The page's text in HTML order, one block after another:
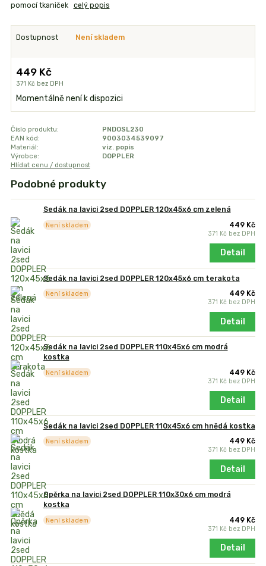
pomocí tkaniček celý popis
Dostupnost Není skladem
449 Kč
371 Kč bez DPH
Momentálně není k dispozici
Číslo produktu:
PNDOSL230
EAN kód:
9003034539097
Materiál:
viz. popis
Výrobce:
DOPPLER
Hlídat cenu / dostupnost
Podobné produkty
Sedák na lavici 2sed DOPPLER 120x45x6 cm zelená
449 Kč
371 Kč bez DPH
Není skladem
Detail
Sedák na lavici 2sed DOPPLER 120x45x6 cm terakota
449 Kč
371 Kč bez DPH
Není skladem
Detail
Sedák na lavici 2sed DOPPLER 110x45x6 cm modrá
kostka
449 Kč
371 Kč bez DPH
Není skladem
Detail
Sedák na lavici 2sed DOPPLER 110x45x6 cm hnědá kostka
449 Kč
371 Kč bez DPH
Není skladem
Detail
Opěrka na lavici 2sed DOPPLER 110x30x6 cm modrá
kostka
449 Kč
371 Kč bez DPH
Není skladem
Detail